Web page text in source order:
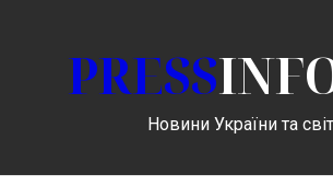
PRESS
Новини України та